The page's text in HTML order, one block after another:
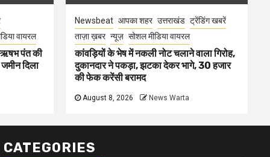
वायरल
पंत की
दिला
Newsbeat आपका शहर उत्तराखंड ट्रेंडिंग खबरें
ताज़ा ख़बर न्यूज़ सोशल मीडिया वायरल
कांवड़ियों के भेष में नकली नोट चलाने वाला गिरोह,
दुकानदार ने पकड़ा, झटका देकर भागे, 30 हजार
की फेक करेंसी बरामद
August 8, 2026 News Warta
CATEGORIES